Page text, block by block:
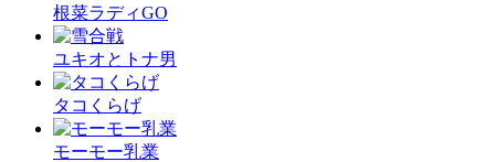
根菜ラディGO
ユキオとトナ男
タコくらげ
モーモー乳業